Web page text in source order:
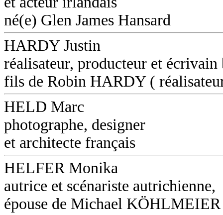
né(e) Glen James Hansard
HARDY Justin
réalisateur, producteur et
fils de Robin HARDY (
HELD Marc
photographe, designer
et architecte français
HELFER Monika
autrice et scénariste autrichienne,
épouse de Michael